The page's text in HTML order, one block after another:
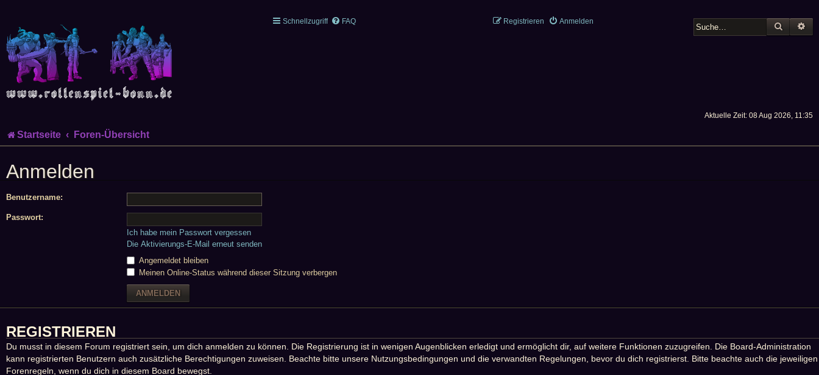
Schnellzugriff FAQ Anmelden
Registrieren
SUCHE
Startseite Foren-Übersicht
Aktuelle Zeit: 08 Aug 2026, 11:35
Anmelden
Benutzername:
Passwort:
Ich habe mein Passwort vergessen
Die Aktivierungs-E-Mail erneut senden
Angemeldet bleiben
Meinen Online-Status während dieser Sitzung verbergen
REGISTRIEREN
Du musst in diesem Forum registriert sein, um dich anmelden zu können. Die Registrierung ist in wenigen Augenblicken erledigt und ermöglicht dir, auf weitere Funktionen zuzugreifen. Die Board-Administration
kann registrierten Benutzern auch zusätzliche Berechtigungen zuweisen. Beachte bitte unsere Nutzungsbedingungen und die verwandten Regelungen, bevor du dich registrierst. Bitte beachte auch die jeweiligen
Forenregeln, wenn du dich in diesem Board bewegst.